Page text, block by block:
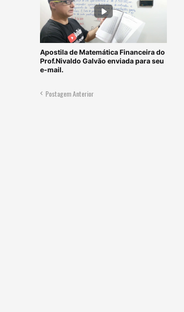
Apostila de Matemática Financeira do
Prof.Nivaldo Galvão enviada para seu
e-mail.
Postagem Anterior